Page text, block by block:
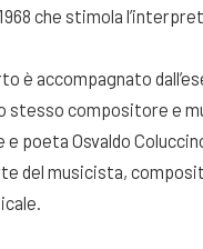
che stimola
è accompagnato
stesso compositore e
poeta Osvaldo
del musicista,